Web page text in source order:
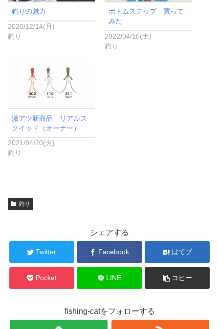
釣りの魅力
2020/12/14(月)
釣り
ボトムステップ 買って
みた
2022/04/16(土)
釣り
激アツ新商品 リアルス
クイッド（オーナー）
2021/04/20(火)
釣り
釣り
シェアする
Twitter Facebook はてブ
Pocket LINE コピー
fishing-catをフォローする